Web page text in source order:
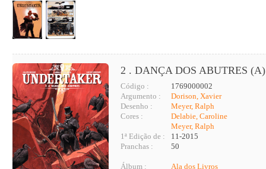
2 . DANÇA DOS ABUTRES (A)
Código :
1769000002
Argumento :
Dorison, Xavier
Desenho :
Meyer, Ralph
Cores :
Delabie, Caroline
Meyer, Ralph
1ª Edição de :
11-2015
Pranchas :
50
Álbum :
Ala dos Livros